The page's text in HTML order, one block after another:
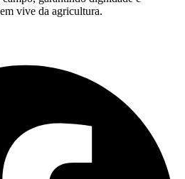
vive da agricultura.